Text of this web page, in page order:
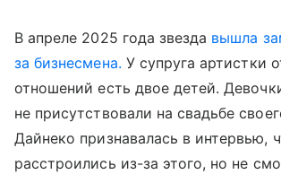
В апреле 2025 года звезда вышла
за бизнесмена. У супруга артистки
отношений есть двое детей.
не присутствовали на свадьбе
Дайнеко признавалась в интервью,
расстроились из-за этого, но не